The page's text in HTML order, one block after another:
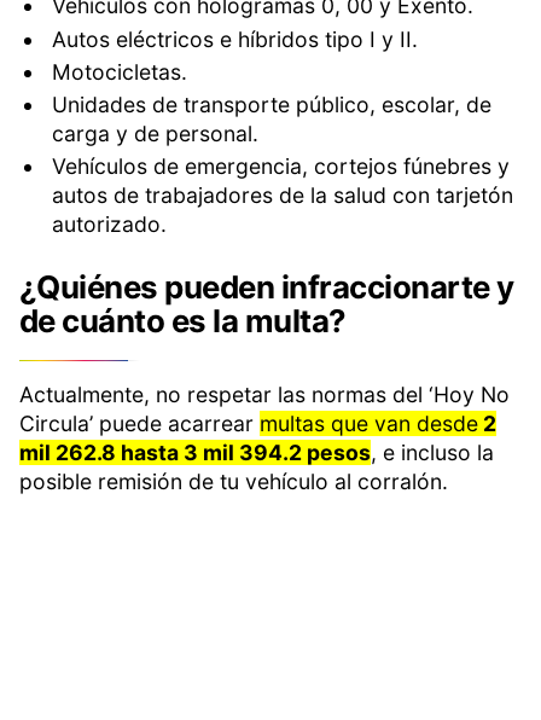
Vehículos con hologramas 0, 00 y Exento.
Autos eléctricos e híbridos tipo I y II.
Motocicletas.
Unidades de transporte público, escolar, de
carga y de personal.
Vehículos de emergencia, cortejos fúnebres y
autos de trabajadores de la salud con tarjetón
autorizado.
¿Quiénes pueden infraccionarte y
de cuánto es la multa?
Actualmente, no respetar las normas del ‘Hoy No
Circula’ puede acarrear multas que van desde 2
mil 262.8 hasta 3 mil 394.2 pesos, e incluso la
posible remisión de tu vehículo al corralón.